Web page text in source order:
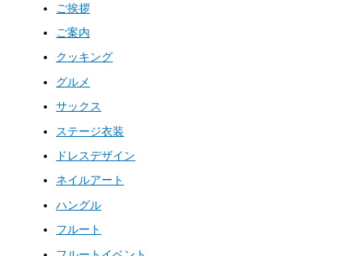
ご挨拶
ご案内
クッキング
グルメ
サックス
ステージ衣装
ドレスデザイン
ネイルアート
ハングル
フルート